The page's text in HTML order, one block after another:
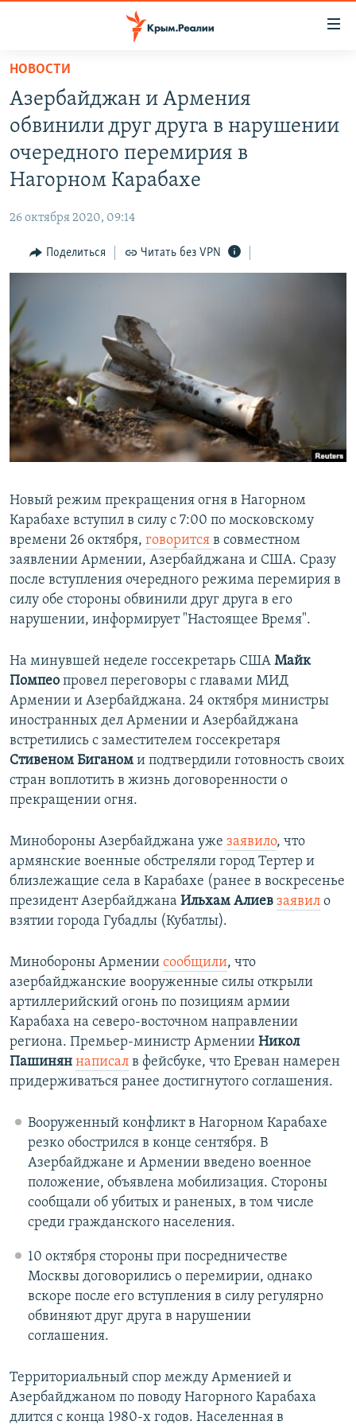
Вернуться
основному
содержанию
главной
Вернутся
поиску
НОВОСТИ
СПЕЦПРОЕКТЫ
КАРТА ВОЕННЫХ ОБЪЕКТОВ КРЫМА
ИСТОРИЯ
ИНТЕРАКТИВ
ИНФОГРАФИКА
СОВЕТЫ ПРАВОЗАЩИТНИКОВ
ПРОПАВШИЕ БЕЗ ВЕСТИ
ПОБЕДИТЕЛЕЙ НЕ СУДЯТ?
КРЫМ.НЕПОКОРЕННЫЙ
ELIFBE
УКРАИНСКАЯ ПРОБЛЕМА КРЫМА
РАДІО СВОБОДА
КАК ОБОЙТИ БЛОКИРОВКУ
Українською
Qırımtatar
ПРИСОЕДИНЯЙТЕСЬ!
НОВОСТИ
Азербайджан и Армения
обвинили друг друга в нарушении
очередного перемирия в
Нагорном Карабахе
26 октября 2020, 09:14
Поделиться Читать без VPN
Новый режим прекращения огня в Нагорном
Карабахе вступил в силу с 7:00 по московскому
времени 26 октября, говорится в совместном
заявлении Армении, Азербайджана и США. Сразу
после вступления очередного режима перемирия в
силу обе стороны обвинили друг друга в его
нарушении, информирует "Настоящее Время".
На минувшей неделе госсекретарь США Майк
Помпео провел переговоры с главами МИД
Армении и Азербайджана. 24 октября министры
иностранных дел Армении и Азербайджана
встретились с заместителем госсекретаря
Стивеном Биганом и подтвердили готовность своих
стран воплотить в жизнь договоренности о
прекращении огня.
Минобороны Азербайджана уже заявило, что
армянские военные обстреляли город Тертер и
близлежащие села в Карабахе (ранее в воскресенье
президент Азербайджана Ильхам Алиев заявил о
взятии города Губадлы (Кубатлы).
Минобороны Армении сообщили, что
азербайджанские вооруженные силы открыли
артиллерийский огонь по позициям армии
Карабаха на северо-восточном направлении
региона. Премьер-министр Армении Никол
Пашинян написал в фейсбуке, что Ереван намерен
придерживаться ранее достигнутого соглашения.
Вооруженный конфликт в Нагорном Карабахе
резко обострился в конце сентября. В
Азербайджане и Армении введено военное
положение, объявлена мобилизация. Стороны
сообщали об убитых и раненых, в том числе
среди гражданского населения.
10 октября стороны при посредничестве
Москвы договорились о перемирии, однако
вскоре после его вступления в силу регулярно
обвиняют друг друга в нарушении
соглашения.
Территориальный спор между Арменией и
Азербайджаном по поводу Нагорного Карабаха
длится с конца 1980-х годов. Населенная в